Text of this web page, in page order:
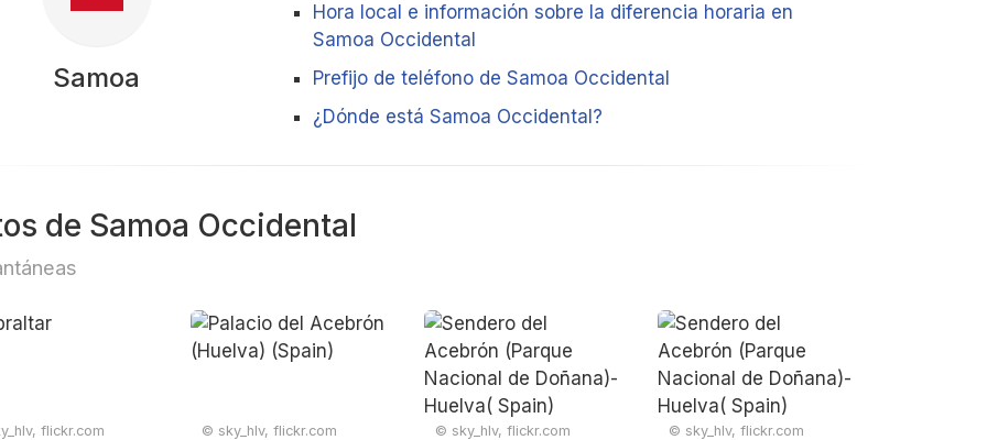
Samoa
Hora local e información sobre la diferencia horaria en
Samoa Occidental
Prefijo de teléfono de Samoa Occidental
¿Dónde está Samoa Occidental?
de Samoa Occidental
flickr.com © sky_hlv, flickr.com © sky_hlv, flickr.com © sky_hlv, flickr.com